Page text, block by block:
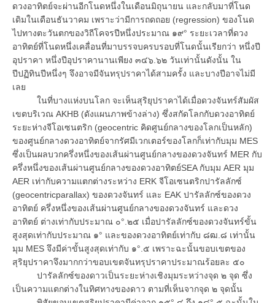
ดวงอาทิตย์จะผ่านอีกโนดหนึ่งในเดือนมิถุนายน และกลับมาที่โนด
เดิมในเดือนธันวาคม เพราะว่ามีการถดถอย (regression) ของโนด
ไปทางตะวันตกของวิถีโคจรปีหนึ่งประมาณ ๑๙° ระยะเวลาที่ดวง
อาทิตย์ที่โนดหนึ่งเคลื่อนที่มาบรรจบครบรอบที่โนดนั้นเรียกว่า หนึ่งปี
อุปราคา หนึ่งปีอุปราคานานเพียง ๓๔๖.๖๒ วันเท่านั้นดังนั้น ใน
ปีปฏิทินปีหนึ่งๆ จึงอาจมีจันทรุปราคาได้สามครั้ง และบางปีอาจไม่มี
เลย
ในที่บางแห่งบนโลก จะเห็นสุริยุปราคาได้เมื่อดวงจันทร์สัมผัส
เขตบริเวณ AKHB (ดังแผนภาพข้างล่าง) ซึ่งสกัดโลกกับดวงอาทิตย์
ระยะห่างจีโอเซนตริก (geocentric คิดศูนย์กลางของโลกเป็นหลัก)
ของศูนย์กลางดวงอาทิตย์จากรัศมีเวกเตอร์ของโลกก็เท่ากับมุม MES
ซึ่งเป็นผลบวกครึ่งหนึ่งของเส้นผ่านศูนย์กลางของดวงจันทร์ MER กับ
ครึ่งหนึ่งของเส้นผ่านศูนย์กลางของดวงอาทิตย์SEA กับมุม AER มุม
AER เท่ากับความแตกต่างระหว่าง ERK จีโอเซนตริกปารัลลักซ์
(geocentricparallax) ของดวงจันทร์ และ EAK ปารัลลักซ์ของดวง
อาทิตย์ ครึ่งหนึ่งของเส้นผ่านศูนย์กลางของดวงจันทร์ และดวง
อาทิตย์ ต่างเท่ากับประมาณ ๐°.๒๕ เมื่อปารัลลักซ์ของดวงจันทร์ขั้น
สูงสุดเท่ากับประมาณ ๑° และของดวงอาทิตย์เท่ากับ ๘ฒ.๘ เท่านั้น
มุม MES จึงมีค่าขั้นสูงสุดเท่ากับ ๑°.๕ เพราะฉะนั้นขอบเขตของ
สุริยุปราคาจึงมากกว่าขอบเขตจันทรุปราคาประมาณร้อยละ ๕๐
ปารัลลักซ์ของดาวเป็นระยะห่างเชิงมุมระหว่างจุด ๒ จุด ซึ่ง
เป็นความแตกต่างในทิศทางของดาว ตามที่เห็นจากจุด ๒ จุดนั้น